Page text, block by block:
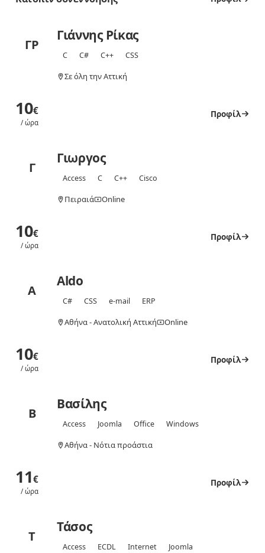
ΓΡ
Γιάννης Ρίκας
C C# C++ CSS
Σε όλη την Αττική
10€
/ ώρα
Προφίλ
Γ
Γιωργος
Access C C++ Cisco
Πειραιά Online
10€
/ ώρα
Προφίλ
A
Aldo
C# CSS e-mail ERP
Αθήνα - Ανατολική Αττική Online
10€
/ ώρα
Προφίλ
Β
Βασίλης
Access Joomla Office Windows
Αθήνα - Νότια προάστια
11€
/ ώρα
Προφίλ
Τ
Τάσος
Access ECDL Internet Joomla